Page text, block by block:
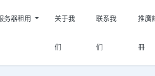
务器租用 关于我
们
联系我
们
推廣
冊